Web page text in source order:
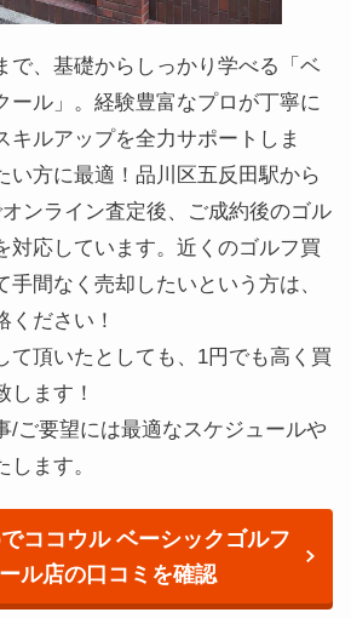
で、基礎からしっかり学べる「ベ
ール」。経験豊富なプロが丁寧に
キルアップを全力サポートしま
い方に最適！品川区五反田駅から
ンライン査定後、ご成約後のゴル
対応しています。近くのゴルフ買
間なく売却したいという方は、
ください！
て頂いたとしても、1円でも高く買
します！
/ご要望には最適なスケジュールや
ます。
ココウル ベーシックゴルフ
ル店の口コミを確認